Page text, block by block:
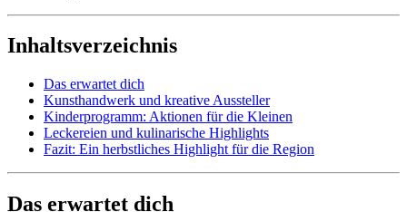
Inhaltsverzeichnis
Das erwartet dich
Kunsthandwerk und kreative Aussteller
Kinderprogramm: Aktionen für die Kleinen
Leckereien und kulinarische Highlights
Fazit: Ein herbstliches Highlight für die Region
Das erwartet dich